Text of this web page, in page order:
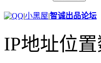
|小黑屋|智诚出品论坛
IP地址位